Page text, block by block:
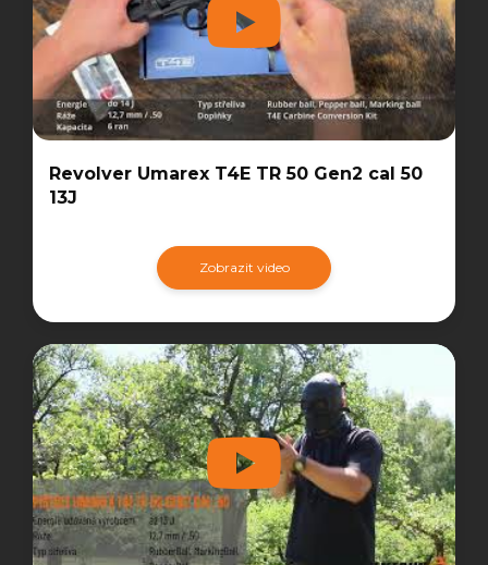
Revolver Umarex T4E TR 50 Gen2 cal 50
13J
Zobrazit video